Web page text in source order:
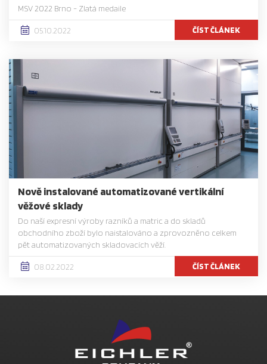
MSV 2022 Brno - Zlatá medaile
05.10.2022 ČÍST ČLÁNEK
Nově instalované automatizované vertikální
věžové sklady
Do naší expresní výroby razníků a matric a do skladů
obchodního zboží bylo naistalováno a zprovozněno celkem
pět automatizovaných skladovacích věží.
08.02.2022 ČÍST ČLÁNEK